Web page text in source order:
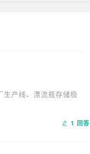
产线、漂流瓶存储极
1 回答